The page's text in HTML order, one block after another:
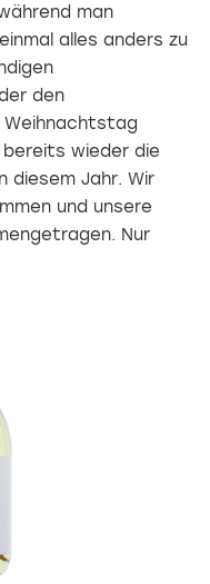
man
alles anders zu
den
Weihnachtstag
wieder die
diesem Jahr. Wir
und unsere
Nur